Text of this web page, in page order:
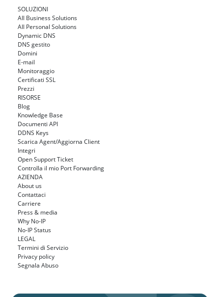
SOLUZIONI
All Business Solutions
All Personal Solutions
Dynamic DNS
DNS gestito
Domini
E-mail
Monitoraggio
Certificati SSL
Prezzi
RISORSE
Blog
Knowledge Base
Documenti API
DDNS Keys
Scarica Agent/Aggiorna Client
Integri
Open Support Ticket
Controlla il mio Port Forwarding
AZIENDA
About us
Contattaci
Carriere
Press & media
Why No-IP
No-IP Status
LEGAL
Termini di Servizio
Privacy policy
Segnala Abuso